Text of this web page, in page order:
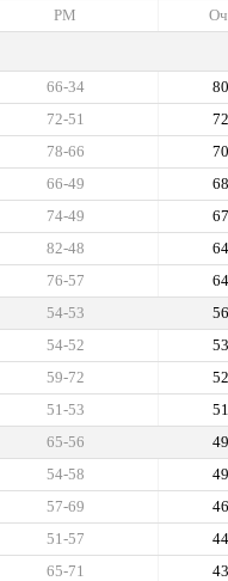
РМ
80
66-34
72
72-51
70
78-66
68
66-49
67
74-49
64
82-48
64
76-57
56
54-53
53
54-52
52
59-72
51
51-53
49
65-56
49
54-58
46
57-69
44
51-57
43
65-71